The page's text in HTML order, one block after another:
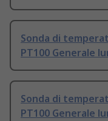
Sonda di
PT100 Generale
Sonda di
PT100 Generale